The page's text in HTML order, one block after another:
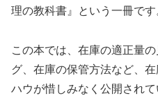
理の教科書』という一冊です
この本では、在庫の適正量
グ、在庫の保管方法など、
ハウが惜しみなく公開されて